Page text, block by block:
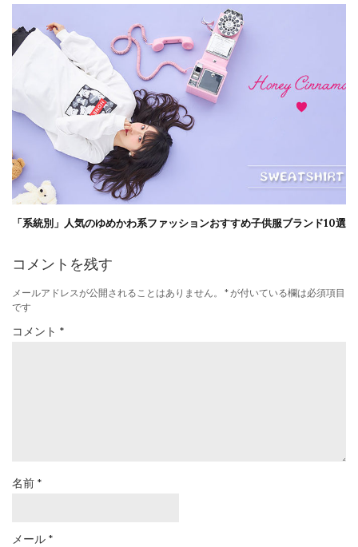
「系統別」人気のゆめかわ系ファッションおすすめ子供服ブランド10選
コメントを残す
メールアドレスが公開されることはありません。 *が付いている欄は必須項目
です
コメント *
名前 *
メール *